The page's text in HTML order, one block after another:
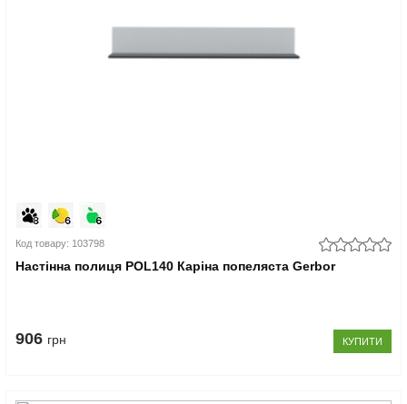
Код товару: 103798
Настінна полиця POL140 Каріна попеляста Gerbor
906 грн КУПИТИ